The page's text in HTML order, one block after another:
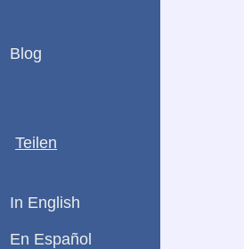
Blog
Teilen
In English
En Español